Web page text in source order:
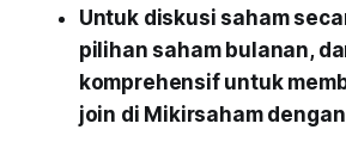
Untuk diskusi saham
pilihan saham bulanan,
komprehensif untuk
join di Mikirsaham dengan